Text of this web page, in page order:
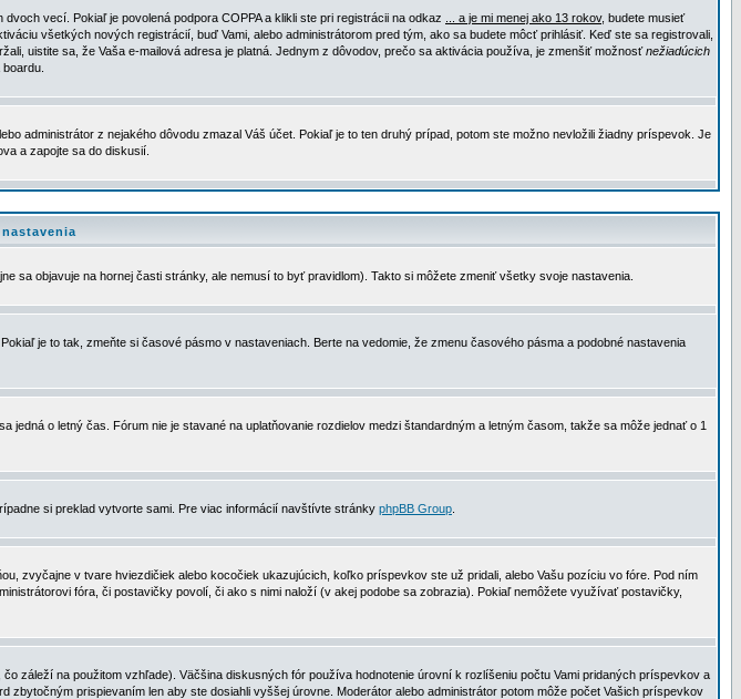
vecí. Pokiaľ je povolená podpora COPPA a klikli ste pri registrácii na odkaz
... a je mi menej ako 13 rokov, budete musieť
všetkých nových registrácií, buď Vami, alebo administrátorom pred tým, ako sa budete môcť prihlásiť. Keď ste sa registrovali,
uistite sa, že Vaša e-mailová adresa je platná. Jednym z dôvodov, prečo sa aktivácia používa, je zmenšiť možnosťnežiadúcich
administrátor z nejakého dôvodu zmazal Váš účet. Pokiaľ je to ten druhý prípad, potom ste možno nevložili žiadny príspevok. Je
a zapojte sa do diskusií.
sa objavuje na hornej časti stránky, ale nemusí to byť pravidlom). Takto si môžete zmeniť všetky svoje nastavenia.
je to tak, zmeňte si časové pásmo v nastaveniach. Berte na vedomie, že zmenu časového pásma a podobné nastavenia
o letný čas. Fórum nie je stavané na uplatňovanie rozdielov medzi štandardným a letným časom, takže sa môže jednať o 1
si preklad vytvorte sami. Pre viac informácií navštívte stránky phpBB Group
zvyčajne v tvare hviezdičiek alebo kocočiek ukazujúcich, koľko príspevkov ste už pridali, alebo Vašu pozíciu vo fóre. Pod ním
fóra, či postavičky povolí, či ako s nimi naloží (v akej podobe sa zobrazia). Pokiaľ nemôžete využívať postavičky,
záleží na použitom vzhľade). Väčšina diskusných fór používa hodnotenie úrovní k rozlíšeniu počtu Vami pridaných príspevkov a
prispievaním len aby ste dosiahli vyššej úrovne. Moderátor alebo administrátor potom môže počet Vašich príspevkov